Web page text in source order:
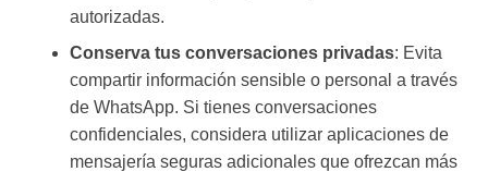
autorizadas.
Conserva tus conversaciones privadas: Evita
compartir información sensible o personal a través
de WhatsApp. Si tienes conversaciones
confidenciales, considera utilizar aplicaciones de
mensajería seguras adicionales que ofrezcan más